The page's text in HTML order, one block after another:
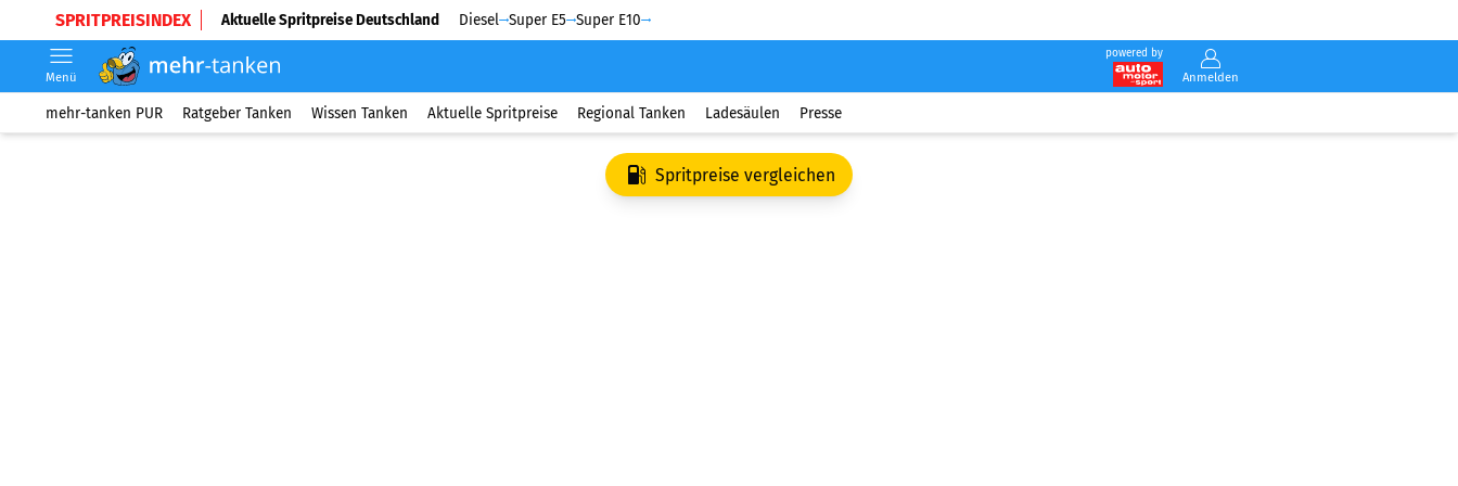
SPRITPREISINDEX Aktuelle Spritpreise Deutschland Diesel Super E5 Super E10
powered by
Anmelden
Menü
mehr-tanken PUR Ratgeber Tanken Wissen Tanken Aktuelle Spritpreise Regional Tanken Ladesäulen Presse
Spritpreise vergleichen